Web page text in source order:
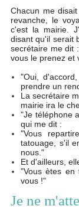
Chacun me
revanche, le
c'est la mairie.
disant qu'il serait
secrétaire me dit
vous le prenez et
"Oui,
prendre un
La secrétaire
mairie ira le
"Je téléphone
qui me dit :
"Vous
tatouage, s'il
nous."
Et d'ailleurs,
"Vous ètes
vous !"
Je ne